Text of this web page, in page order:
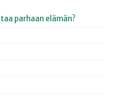
parhaan elämän?